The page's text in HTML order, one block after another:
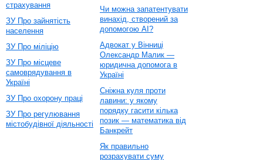
страхування
ЗУ Про зайнятість
населення
ЗУ Про міліцію
ЗУ Про місцеве
самоврядування в
Україні
ЗУ Про охорону праці
ЗУ Про регулювання
містобудівної діяльності
Чи можна запатентувати
винахід, створений за
допомогою AI?
Адвокат у Вінниці
Олександр Малик —
юридична допомога в
Україні
Сніжна куля проти
лавини: у якому
порядку гасити кілька
позик — математика від
Банкрейт
Як правильно
розрахувати суму